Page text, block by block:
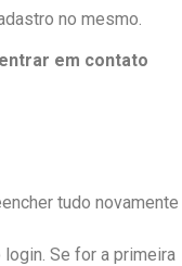
no mesmo.
em contato
tudo novamente
Se for a primeira